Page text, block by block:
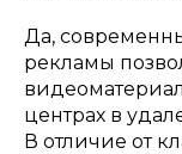
Да,
рекламы
центрах в
В отличие от